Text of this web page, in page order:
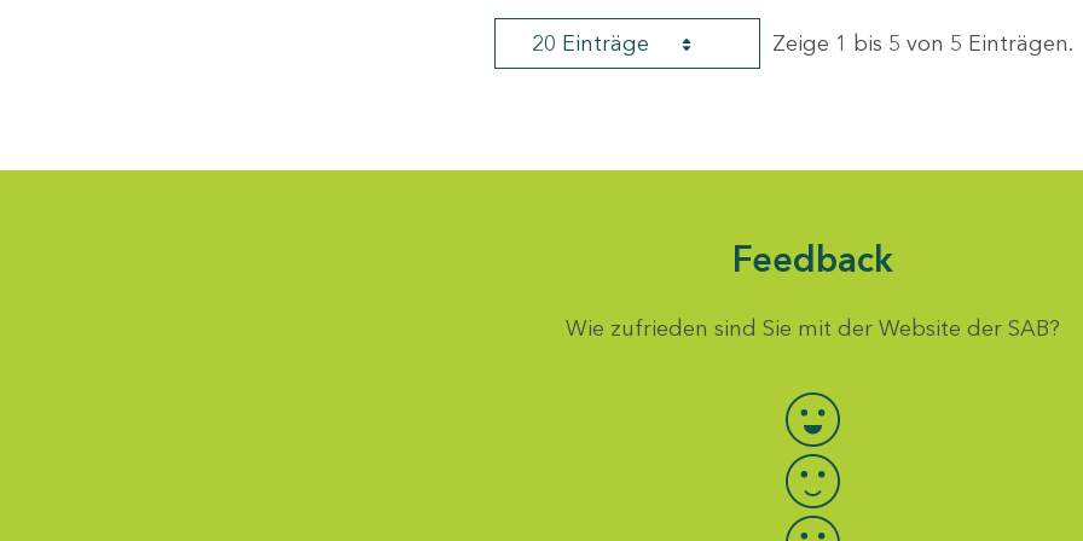
20 Einträge Zeige 1 bis 5 von 5 Einträgen.
Feedback
Wie zufrieden sind Sie mit der Website der SAB?
Bewertung auswählen